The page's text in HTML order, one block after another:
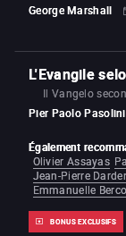
George Marshall
L'Evangile
Il Vangelo
Pier Paolo Pasolini
BONUS EXCLUSIFS
Également
Olivier Assayas
Jean-Pierre
Emmanuelle